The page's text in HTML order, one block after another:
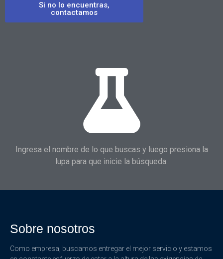
Si no lo encuentras,
contactamos
Ingresa el nombre de lo que buscas y luego presiona la
lupa para que inicie la búsqueda.
Sobre nosotros
Como empresa, buscamos entregar el mejor servicio y estamos